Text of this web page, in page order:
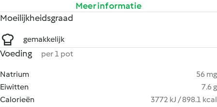
Meer informatie
Moeilijkheidsgraad
gemakkelijk
Voeding per 1 pot
Natrium
56 mg
Eiwitten
7.6 g
Calorieën
3772 kJ / 898.1 kcal